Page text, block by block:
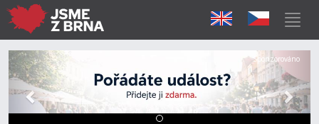
Předchozí Další
Sponzorováno